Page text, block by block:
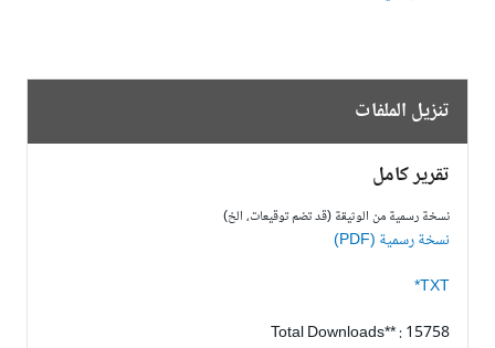
تنزيل الملفات
تقرير كامل
نسخة رسمية من الوثيقة (قد تضم توقيعات، الخ)
نسخة رسمية (PDF)
TXT*
Total Downloads** : 15758